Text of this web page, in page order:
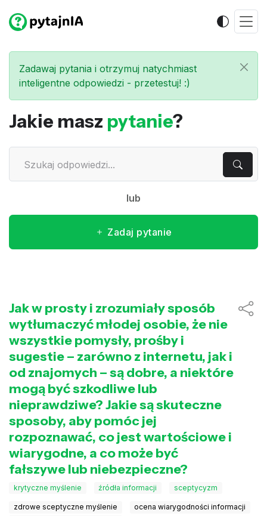
Zadawaj pytania i otrzymuj natychmiast
inteligentne odpowiedzi - przetestuj! :)
Jakie masz pytanie?
lub
Zadaj pytanie
Jak w prosty i zrozumiały sposób
wytłumaczyć młodej osobie, że nie
wszystkie pomysły, prośby i
sugestie – zarówno z internetu, jak i
od znajomych – są dobre, a niektóre
mogą być szkodliwe lub
nieprawdziwe? Jakie są skuteczne
sposoby, aby pomóc jej
rozpoznawać, co jest wartościowe i
wiarygodne, a co może być
fałszywe lub niebezpieczne?
krytyczne myślenie źródła informacji sceptycyzm
zdrowe sceptyczne myślenie
ocena wiarygodności informacji